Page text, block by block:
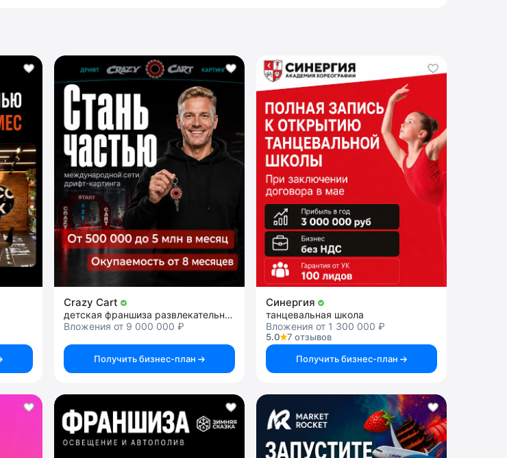
Crazy Cart
детская франшиза развлекательных центров с дрифт-картингом
Вложения от 9 000 000 ₽
Получить бизнес-план
Синергия
танцевальная школа
Вложения от 1 300 000 ₽
5.0
7 отзывов
Получить бизнес-план